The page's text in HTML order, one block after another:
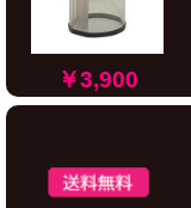
￥3,900